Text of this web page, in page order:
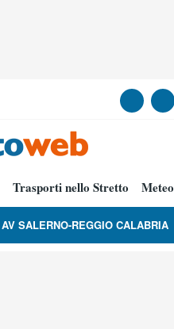
Trasporti nello Stretto Meteo
AV SALERNO-REGGIO CALABRIA